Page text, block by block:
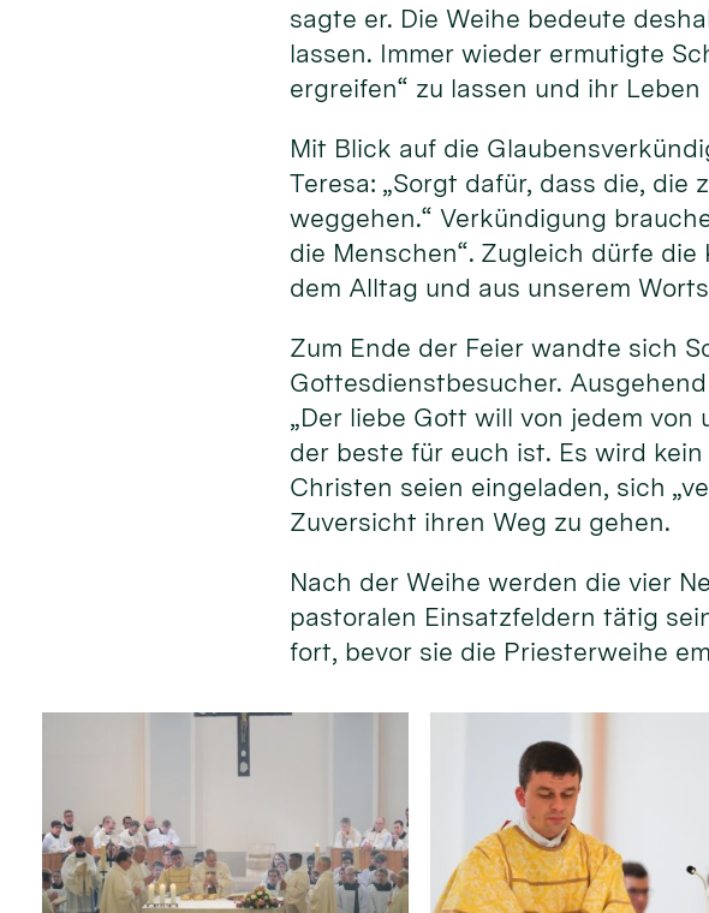
sagte er. Die Weihe bedeute
lassen. Immer wieder ermutigte
ergreifen“ zu lassen und ihr
Mit Blick auf die
Teresa: „Sorgt dafür, dass die,
weggehen.“ Verkündigung
die Menschen“. Zugleich dürfe die
dem Alltag und aus unserem
Zum Ende der Feier wandte sich
Gottesdienstbesucher.
„Der liebe Gott will von jedem
der beste für euch ist. Es wird
Christen seien eingeladen, sich
Zuversicht ihren Weg zu gehen.
Nach der Weihe werden die vier
pastoralen Einsatzfeldern tätig
fort, bevor sie die Priesterweihe